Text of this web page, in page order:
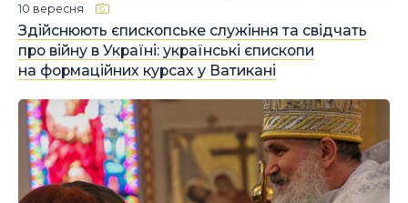
Здійснюють єпископське служіння та свідчать
про війну в Україні: українські єпископи
на формаційних курсах у Ватикані
10 вересня